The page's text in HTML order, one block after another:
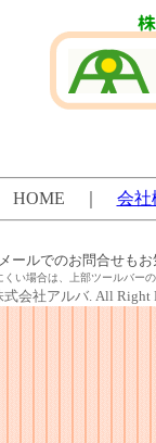
HOME ｜ 会社
ールでのお問合せも
い場合は、上部ツールバー
会社アルバ. All Right